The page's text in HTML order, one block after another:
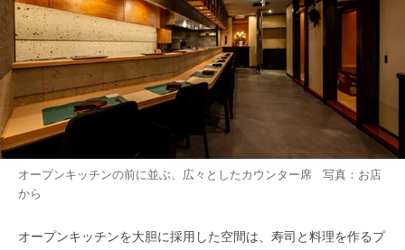
オープンキッチンの前に並ぶ、広々としたカウンター席 写真：お店
から
オープンキッチンを大胆に採用した空間は、寿司と料理を作るプ